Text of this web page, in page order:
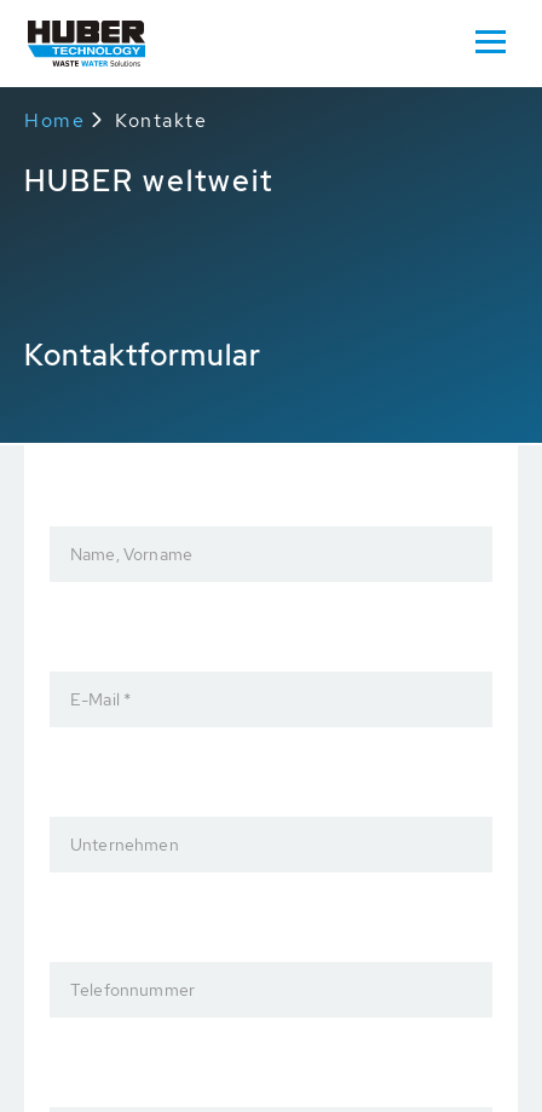
Home Kontakte
HUBER weltweit
Kontaktformular
Name, Vorname
E-Mail *
Unternehmen
Telefonnummer